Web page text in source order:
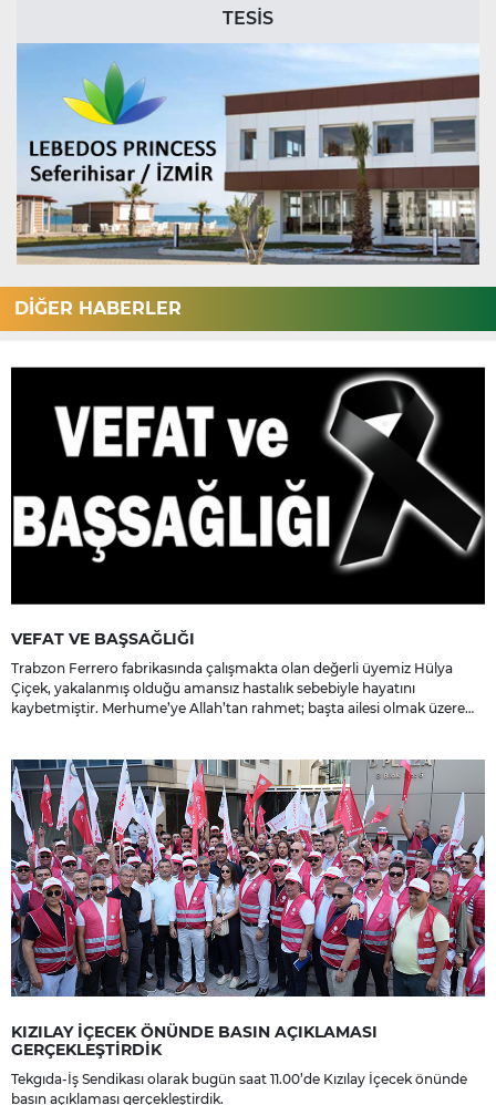
TESİS
DİĞER HABERLER
VEFAT VE BAŞSAĞLIĞI
Trabzon Ferrero fabrikasında çalışmakta olan değerli üyemiz Hülya
Çiçek, yakalanmış olduğu amansız hastalık sebebiyle hayatını
kaybetmiştir. Merhume’ye Allah’tan rahmet; başta ailesi olmak üzere
KIZILAY İÇECEK ÖNÜNDE BASIN AÇIKLAMASI
GERÇEKLEŞTİRDİK
Tekgıda-İş Sendikası olarak bugün saat 11.00’de Kızılay İçecek önünde
basın açıklaması gerçekleştirdik.